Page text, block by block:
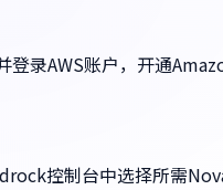
登录AWS账户，开通
控制台中选择所需